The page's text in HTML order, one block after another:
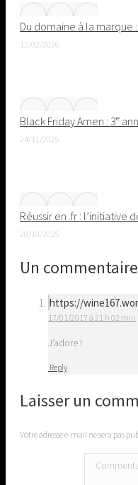
Du domaine à la
12/02/2026
Black Friday Amen : 3ᵉ
24/11/2025
Réussir en .fr : l’initiative
20/10/2025
Un commentaire
https://
17/01/2017 à 21 h 02 min
J’adore !
Reply
Laisser un
Votre adresse e-mail ne sera pas